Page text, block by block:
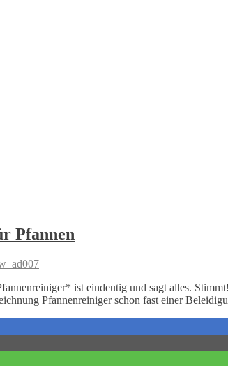
Pfannen
ist eindeutig und sagt alles.
Pfannenreiniger schon fast einer